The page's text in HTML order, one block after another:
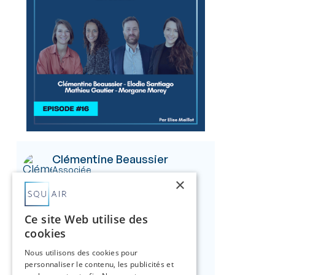
Clémentine Beaussier
Associée
Morgane Morey
Mathieu Gautier
Associé
×
Ce site Web utilise des
cookies
Nous utilisons des cookies pour
personnaliser le contenu, les publicités et